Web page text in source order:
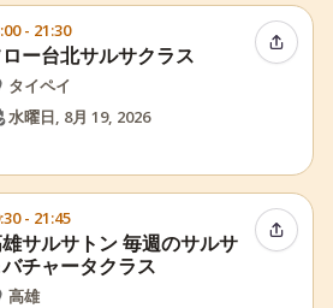
- 21:30
ー台北サルサクラス
タイペイ
水曜日, 8月 19, 2026
イベン
- 21:45
サルサトン 毎週のサルサ
バチャータクラス
高雄
イベン